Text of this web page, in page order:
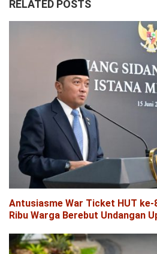
RELATED POSTS
Antusiasme War Ticket HUT ke-
Ribu Warga Berebut Undangan